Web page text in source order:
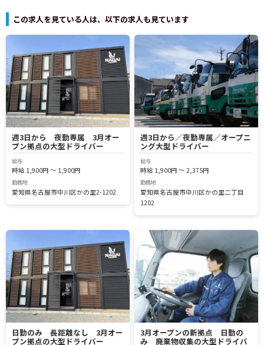
この求人を見ている人は、以下の求人も見ています
週3日から 夜勤専属 3月オー
プン拠点の大型ドライバー
給与
時給 1,900円 ～ 1,900円
勤務地
愛知県名古屋市中川区かの里2-1202
週3日から／夜勤専属／オープニ
ング大型ドライバー
給与
時給 1,900円 ～ 2,375円
勤務地
愛知県名古屋市中川区かの里二丁目
1202
日勤のみ 長距離なし 3月オー
プン拠点の大型ドライバー
3月オープンの新拠点 日勤の
み 廃棄物収集の大型ドライバ